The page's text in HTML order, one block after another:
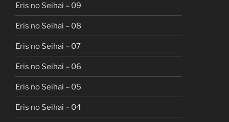
Eris no Seihai – 09
Eris no Seihai – 08
Eris no Seihai – 07
Eris no Seihai – 06
Eris no Seihai – 05
Eris no Seihai – 04